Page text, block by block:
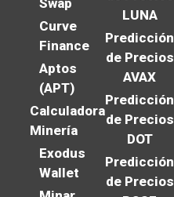
Curve
Finance
Aptos
(APT)
Calculadora
Minería
Exodus
Wallet
LUNA
Predicción
de Precios
AVAX
Predicción
de Precios
DOT
Predicción
de Precios